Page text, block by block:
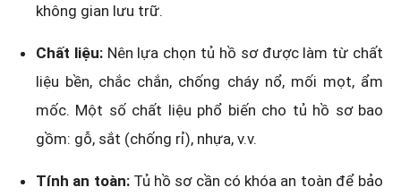
không gian lưu trữ.
Chất liệu:Nên lựa chọn tủ hồ sơ được làm từ chất
liệu bền, chắc chắn, chống cháy nổ, mối mọt, ẩm
mốc. Một số chất liệu phổ biến cho tủ hồ sơ bao
gồm: gỗ, sắt (chống rỉ), nhựa, v.v.
Tính an toàn:Tủ hồ sơ cần có khóa an toàn để bảo